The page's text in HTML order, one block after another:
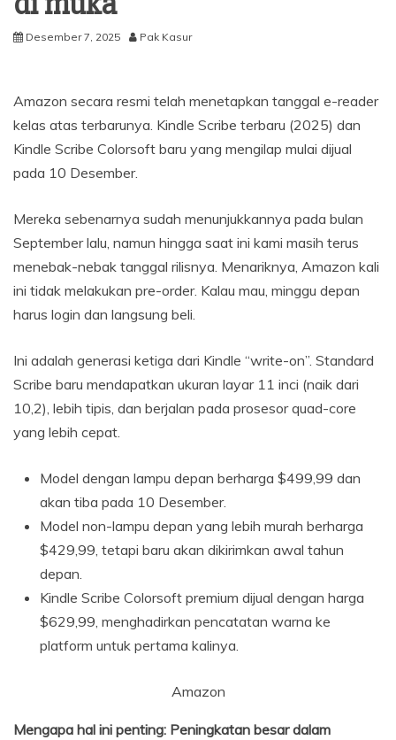
Desember 7, 2025 Pak Kasur
Amazon secara resmi telah menetapkan tanggal e-reader
kelas atas terbarunya. Kindle Scribe terbaru (2025) dan
Kindle Scribe Colorsoft baru yang mengilap mulai dijual
pada 10 Desember.
Mereka sebenarnya sudah menunjukkannya pada bulan
September lalu, namun hingga saat ini kami masih terus
menebak-nebak tanggal rilisnya. Menariknya, Amazon kali
ini tidak melakukan pre-order. Kalau mau, minggu depan
harus login dan langsung beli.
Ini adalah generasi ketiga dari Kindle “write-on”. Standard
Scribe baru mendapatkan ukuran layar 11 inci (naik dari
10,2), lebih tipis, dan berjalan pada prosesor quad-core
yang lebih cepat.
Model dengan lampu depan berharga $499,99 dan
akan tiba pada 10 Desember.
Model non-lampu depan yang lebih murah berharga
$429,99, tetapi baru akan dikirimkan awal tahun
depan.
Kindle Scribe Colorsoft premium dijual dengan harga
$629,99, menghadirkan pencatatan warna ke
platform untuk pertama kalinya.
Amazon
Mengapa hal ini penting: Peningkatan besar dalam